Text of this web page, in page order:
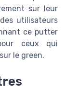
sur leur
utilisateurs
ce putter
ceux qui
le green.